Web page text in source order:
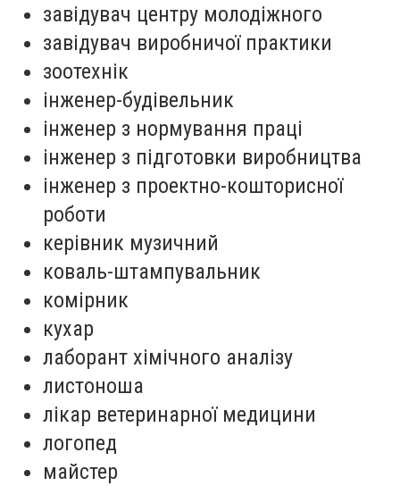
завідувач центру молодіжного
завідувач виробничої практики
зоотехнік
інженер-будівельник
інженер з нормування праці
інженер з підготовки виробництва
інженер з проектно-кошторисної
роботи
керівник музичний
коваль-штампувальник
комірник
кухар
лаборант хімічного аналізу
листоноша
лікар ветеринарної медицини
логопед
майстер